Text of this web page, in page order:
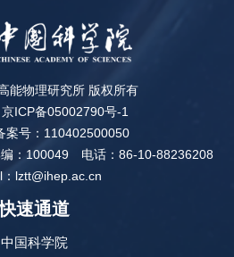
能物理研究所 版权所有
ICP备05002790号-1
案号：110402500050
：100049
电话：86-10-88236208
：lztt@ihep.ac.cn
速通道
中国科学院